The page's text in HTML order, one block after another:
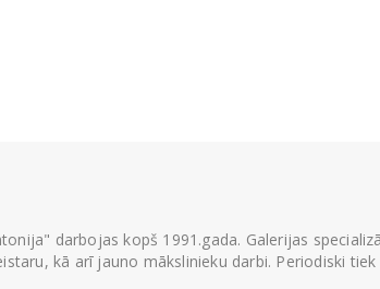
darbojas kopš 1991.gada. Galerijas
kā arī jauno mākslinieku darbi. Periodiski